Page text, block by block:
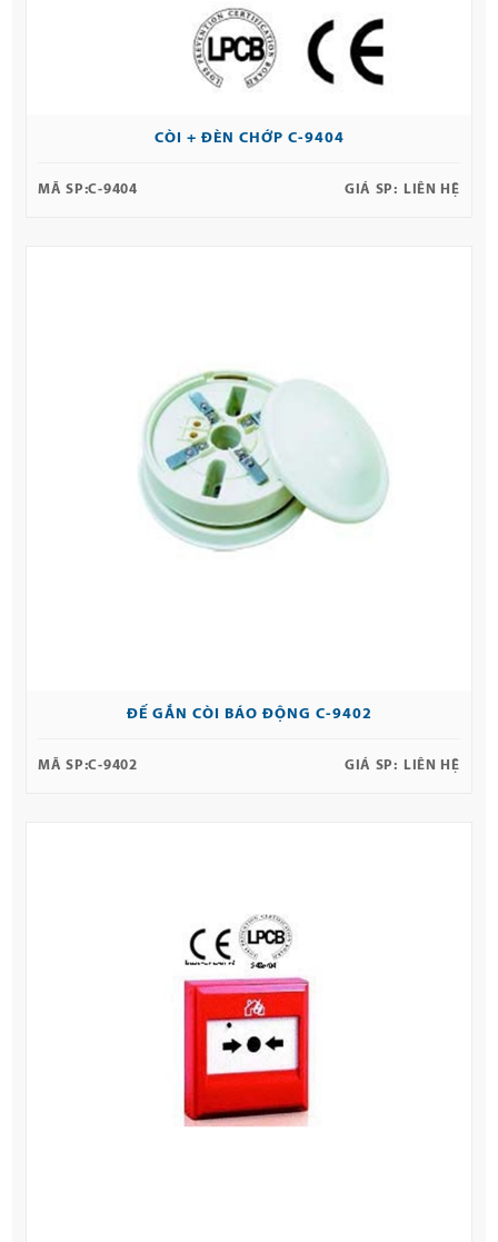
CÒI + ĐÈN CHỚP C-9404
MÃ SP:C-9404 GIÁ SP: LIÊN HỆ
ĐẾ GẮN CÒI BÁO ĐỘNG C-9402
MÃ SP:C-9402 GIÁ SP: LIÊN HỆ